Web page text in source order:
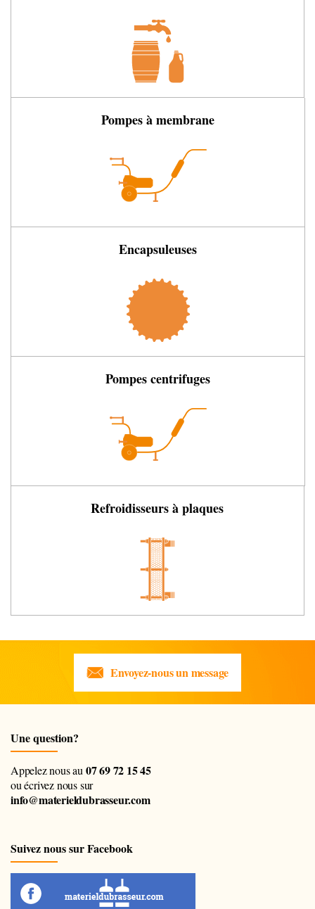
Pompes à membrane
Encapsuleuses
Pompes centrifuges
Refroidisseurs à plaques
Envoyez-nous un message
Une question?
Appelez nous au 07 69 72 15 45
ou écrivez nous sur
info@materieldubrasseur.com
Suivez nous sur Facebook